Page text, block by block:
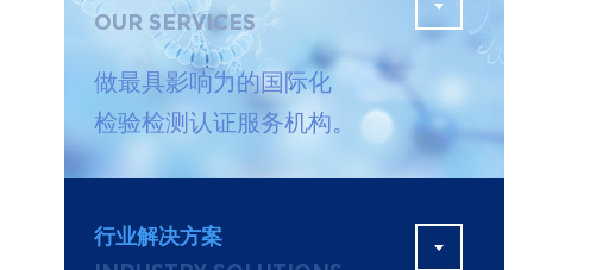
固废处理工程
更多
OUR SERVICES
做最具影响力的国际化
检验检测认证服务机构。
行业解决方案